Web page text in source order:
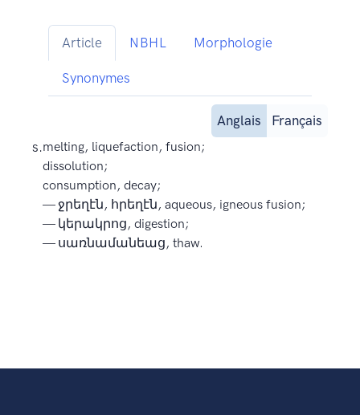
Article NBHL Morphologie
Synonymes
Anglais
Français
s.melting, liquefaction, fusion;
dissolution;
consumption, decay;
— ջրեղէն, հրեղէն, aqueous, igneous fusion;
— կերակրոց, digestion;
— սառնամանեաց, thaw.